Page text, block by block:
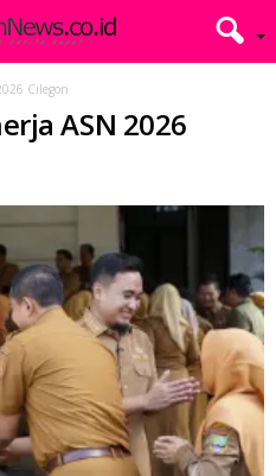
Cilegon
ASN 2026